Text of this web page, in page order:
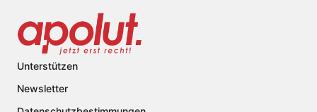
Unterstützen
Newsletter